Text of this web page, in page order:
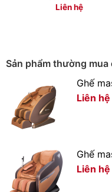
Liên hệ
Sản phẩm thường mua
Ghế
Liên hệ
Ghế
Liên hệ